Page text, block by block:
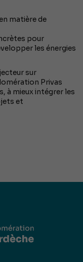
matière de
pour
les énergies
sur
Privas
à mieux intégrer les
et